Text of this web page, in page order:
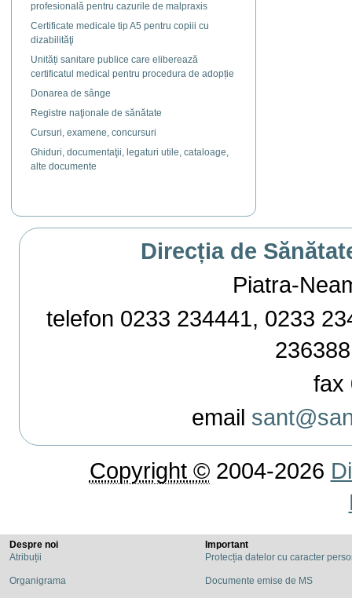
profesională pentru cazurile de malpraxis
Certificate medicale tip A5 pentru copiii cu
dizabilităţi
Unități sanitare publice care eliberează
certificatul medical pentru procedura de adopție
Donarea de sânge
Registre naţionale de sănătate
Cursuri, examene, concursuri
Ghiduri, documentaţii, legaturi utile, cataloage,
alte documente
Direcția de
Piatra-
telefon 0233 234441, 0233
fax
email
Copyright ©2004-2026
Despre noi
Atribuții
Organigrama
Important
Protecția datelor cu caracter
Documente emise de MS